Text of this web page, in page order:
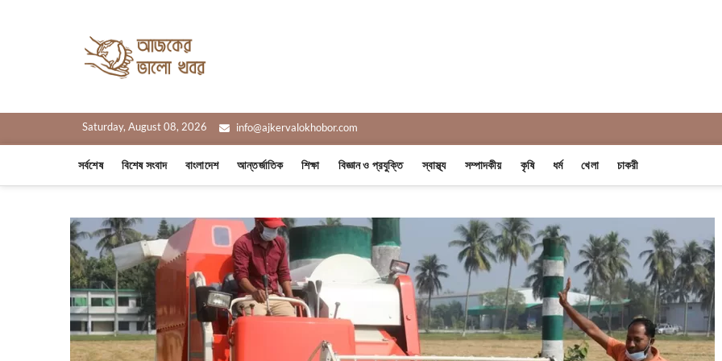
Saturday, August 08, 2026 info@ajkervalokhobor.com
সর্বশেষ বিশেষ সংবাদ বাংলাদেশ আন্তর্জাতিক শিক্ষা বিজ্ঞান ও প্রযুক্তি স্বাস্থ্য সম্পাদকীয় কৃষি ধর্ম খেলা চাকরী